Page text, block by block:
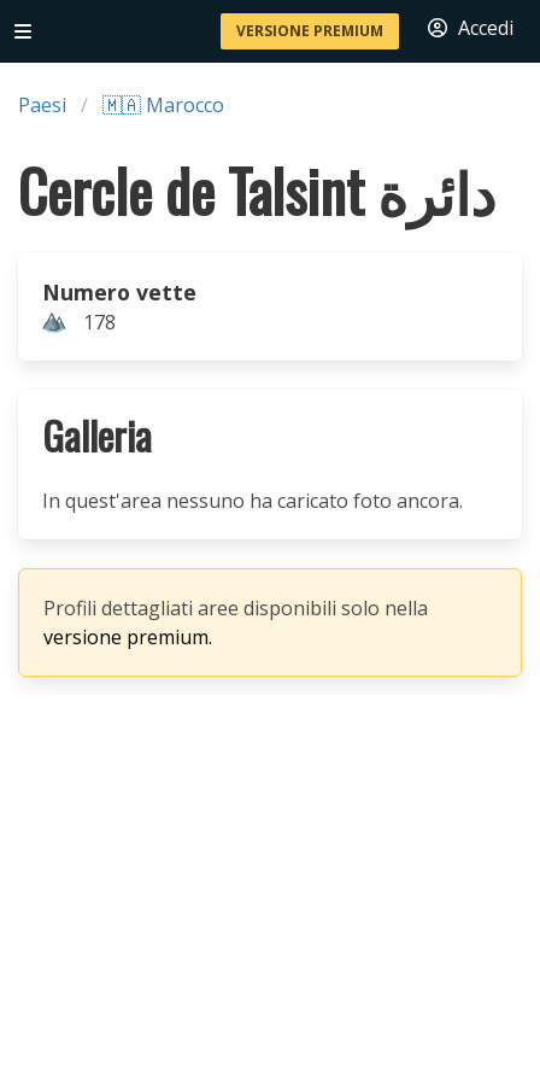
VERSIONE PREMIUM Accedi
Paesi 🇲🇦 Marocco
Cercle de Talsint دائرة
Numero vette
178
Galleria
In quest'area nessuno ha caricato foto ancora.
Profili dettagliati aree disponibili solo nella
versione premium.